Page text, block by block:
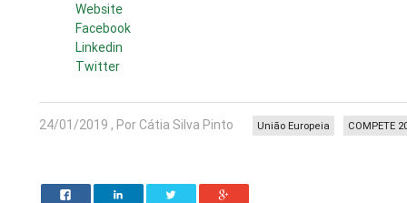
Website
Facebook
Linkedin
Twitter
24/01/2019 , Por Cátia Silva Pinto COMPETE
União Europeia